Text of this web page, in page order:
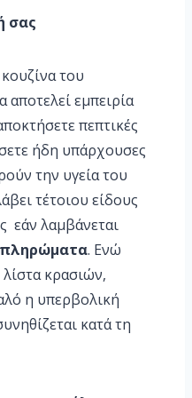
σας
του
εμπειρία
πεπτικές
ήδη υπάρχουσες
την υγεία του
τέτοιου είδους
εάν λαμβάνεται
. Ενώ
κρασιών,
η υπερβολική
κατά τη